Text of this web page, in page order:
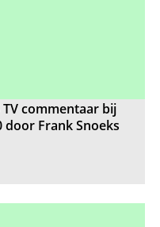
TV commentaar bij
door Frank Snoeks